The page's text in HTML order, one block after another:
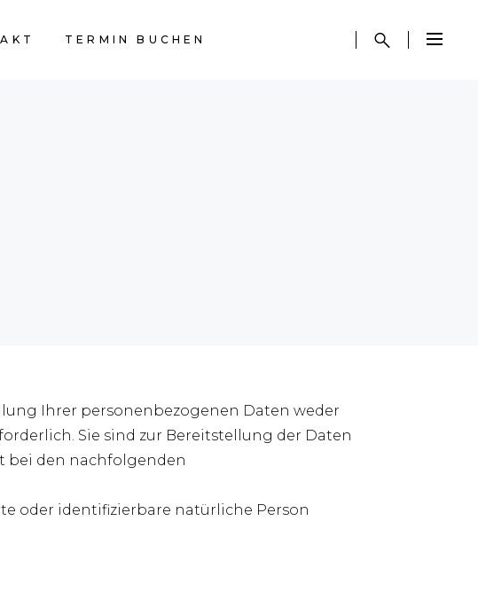
TERMIN BUCHEN
Ihrer personenbezogenen Daten weder
Sie sind zur Bereitstellung der Daten
bei den nachfolgenden
oder identifizierbare natürliche Person